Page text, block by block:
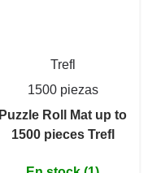
Trefl
1500 piezas
Puzzle Roll Mat up to
1500 pieces Trefl